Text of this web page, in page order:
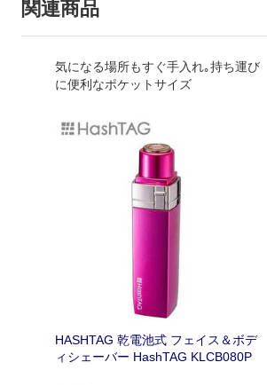
関連商品
気になる場所もすぐ手入れ｡持ち運び
に便利なポケットサイズ
HASHTAG 乾電池式 フェイス＆ボデ
ィシェーバー HashTAG KLCB080P